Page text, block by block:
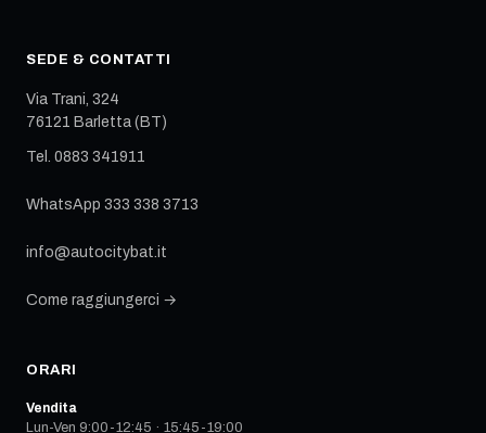
SEDE & CONTATTI
Via Trani, 324
76121 Barletta (BT)
Tel. 0883 341911
WhatsApp 333 338 3713
info@autocitybat.it
Come raggiungerci →
ORARI
Vendita
Lun-Ven 9:00-12:45 · 15:45-19:00